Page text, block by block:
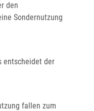
den
Sondernutzung
entscheidet der
fallen zum